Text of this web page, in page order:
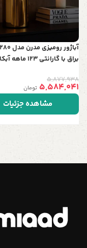
براق با گارانتی 123 ماهه آبکاری
5,877,938
5,584,041 تومان
مشاهده جزئیات